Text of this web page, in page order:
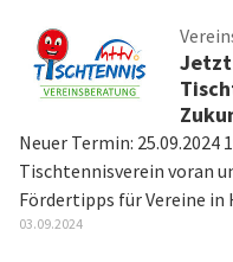
Jetzt
Neuer Termin: 25.09.2024
Tischtennisverein voran
Fördertipps für Vereine in
03.09.2024